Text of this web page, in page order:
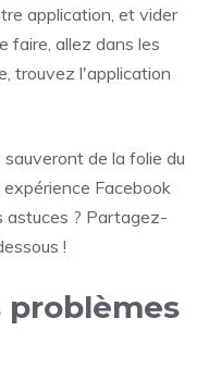
application, et vider
faire, allez dans les
trouvez l'application
sauveront de la folie du
Facebook
astuces ? Partagez-
!
problèmes